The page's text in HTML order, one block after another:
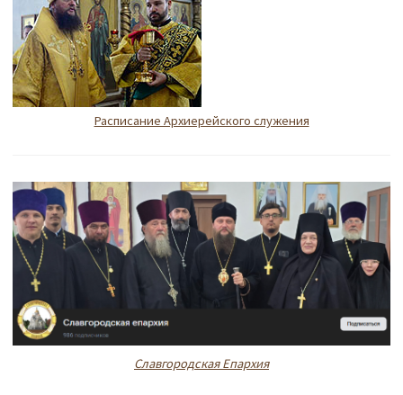
Расписание Архиерейского служения
Славгородская Епархия